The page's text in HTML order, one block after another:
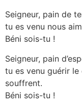
Seigneur, pain de
tu es venu nous
Béni sois-tu !
Seigneur, pain
tu es venu guérir
souffrent.
Béni sois-tu !